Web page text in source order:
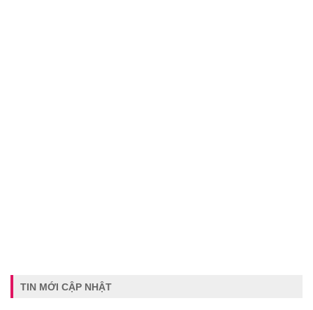
TIN MỚI CẬP NHẬT